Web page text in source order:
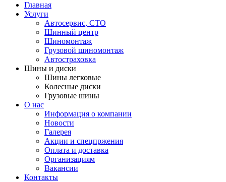
Главная
Услуги
Автосервис, СТО
Шинный центр
Шиномонтаж
Грузовой шиномонтаж
Автостраховка
Шины и диски
Шины легковые
Колесные диски
Грузовые шины
О нас
Информация о компании
Новости
Галерея
Акции и спецпржения
Оплата и доставка
Организациям
Вакансии
Контакты